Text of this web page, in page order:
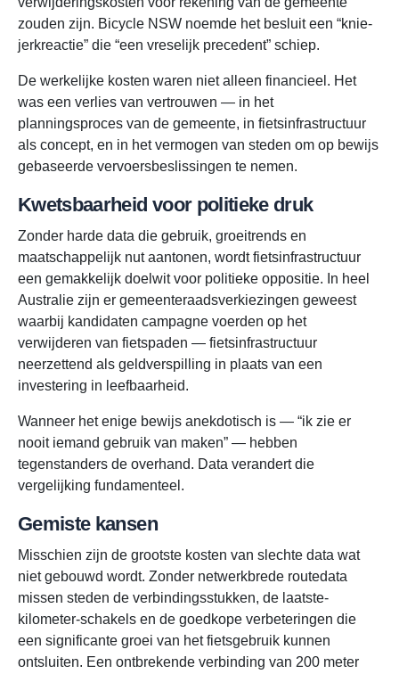
zouden zijn. Bicycle NSW noemde het besluit een “knie-
jerkreactie” die “een vreselijk precedent” schiep.
De werkelijke kosten waren niet alleen financieel. Het
was een verlies van vertrouwen — in het
planningsproces van de gemeente, in fietsinfrastructuur
als concept, en in het vermogen van steden om op bewijs
gebaseerde vervoersbeslissingen te nemen.
Kwetsbaarheid voor politieke druk
Zonder harde data die gebruik, groeitrends en
maatschappelijk nut aantonen, wordt fietsinfrastructuur
een gemakkelijk doelwit voor politieke oppositie. In heel
Australie zijn er gemeenteraadsverkiezingen geweest
waarbij kandidaten campagne voerden op het
verwijderen van fietspaden — fietsinfrastructuur
neerzettend als geldverspilling in plaats van een
investering in leefbaarheid.
Wanneer het enige bewijs anekdotisch is — “ik zie er
nooit iemand gebruik van maken” — hebben
tegenstanders de overhand. Data verandert die
vergelijking fundamenteel.
Gemiste kansen
Misschien zijn de grootste kosten van slechte data wat
niet gebouwd wordt. Zonder netwerkbrede routedata
missen steden de verbindingsstukken, de laatste-
kilometer-schakels en de goedkope verbeteringen die
een significante groei van het fietsgebruik kunnen
ontsluiten. Een ontbrekende verbinding van 200 meter